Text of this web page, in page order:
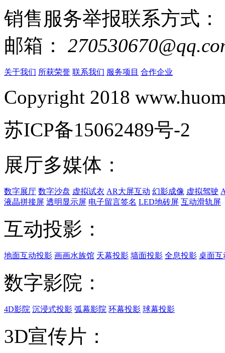
销售服务举报联系方式：
邮箱：
关于我们 所获荣誉 联系我们 服务项目 合作企业
Copyright 2018
苏ICP备15062489号-2
展厅多媒体：
数字展厅 数字沙盘 虚拟试衣 AR大屏互动 幻影成像 虚拟驾驶
液晶拼接屏 透明显示屏 电子留言签名 LED地砖屏 互动滑轨屏
互动投影：
地面互动投影 画画水族馆 天幕投影 墙面投影 全息投影 桌面互
数字影院：
4D影院 沉浸式投影 弧幕影院 环幕投影 球幕投影
3D宣传片：